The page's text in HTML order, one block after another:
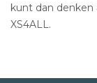
kunt dan denken
XS4ALL.